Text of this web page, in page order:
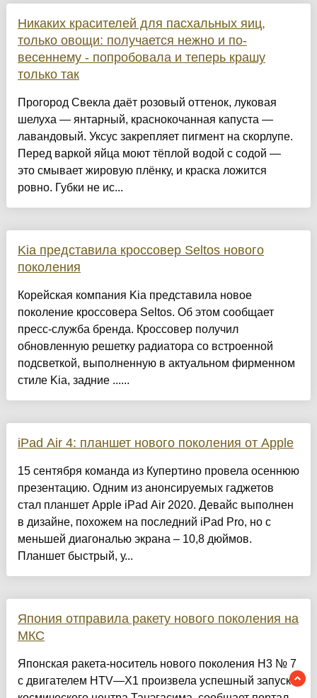
Никаких красителей для пасхальных яиц,
только овощи: получается нежно и по-
весеннему - попробовала и теперь крашу
только так
Прогород Свекла даёт розовый оттенок, луковая
шелуха — янтарный, краснокочанная капуста —
лавандовый. Уксус закрепляет пигмент на скорлупе.
Перед варкой яйца моют тёплой водой с содой —
это смывает жировую плёнку, и краска ложится
ровно. Губки не ис...
Kia представила кроссовер Seltos нового
поколения
Корейская компания Kia представила новое
поколение кроссовера Seltos. Об этом сообщает
пресс-служба бренда. Кроссовер получил
обновленную решетку радиатора со встроенной
подсветкой, выполненную в актуальном фирменном
стиле Kia, задние ......
iPad Air 4: планшет нового поколения от Apple
15 сентября команда из Купертино провела осеннюю
презентацию. Одним из анонсируемых гаджетов
стал планшет Apple iPad Air 2020. Девайс выполнен
в дизайне, похожем на последний iPad Pro, но с
меньшей диагональю экрана – 10,8 дюймов.
Планшет быстрый, у...
Япония отправила ракету нового поколения на
МКС
Японская ракета-носитель нового поколения H3 № 7
с двигателем HTV—X1 произвела успешный запуск с